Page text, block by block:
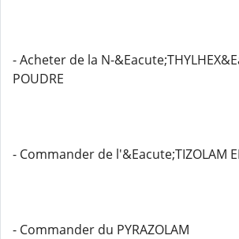
- Acheter de la N-
POUDRE
- Commander de l'&Eacute;TIZOLAM
- Commander du PYRAZOLAM